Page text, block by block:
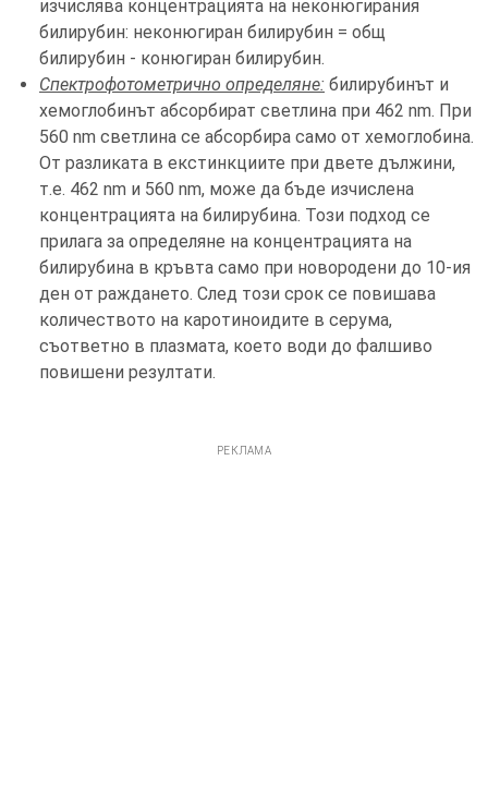
изчислява концентрацията на неконюгирания
билирубин: неконюгиран билирубин = общ
билирубин - конюгиран билирубин.
Спектрофотометрично определяне: билирубинът и
хемоглобинът абсорбират светлина при 462 nm. При
560 nm светлина се абсорбира само от хемоглобина.
От разликата в екстинкциите при двете дължини,
т.е. 462 nm и 560 nm, може да бъде изчислена
концентрацията на билирубина. Този подход се
прилага за определяне на концентрацията на
билирубина в кръвта само при новородени до 10-ия
ден от раждането. След този срок се повишава
количеството на каротиноидите в серума,
съответно в плазмата, което води до фалшиво
повишени резултати.
РЕКЛАМА